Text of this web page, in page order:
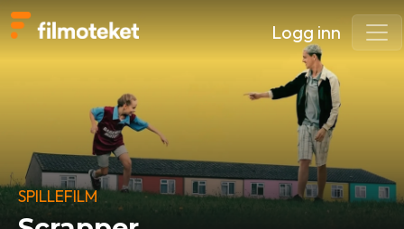
Logg inn
SPILLEFILM